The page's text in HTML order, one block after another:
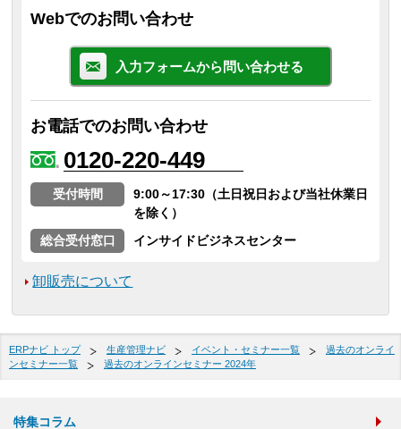
Webでのお問い合わせ
入力フォームから問い合わせる
お電話でのお問い合わせ
0120-220-449
受付時間
9:00～17:30（土日祝日および当社休業日
を除く）
総合受付窓口
インサイドビジネスセンター
卸販売について
ERPナビ トップ 生産管理ナビ イベント・セミナー一覧
過去のオンライ
ンセミナー一覧
過去のオンラインセミナー 2024年
特集コラム